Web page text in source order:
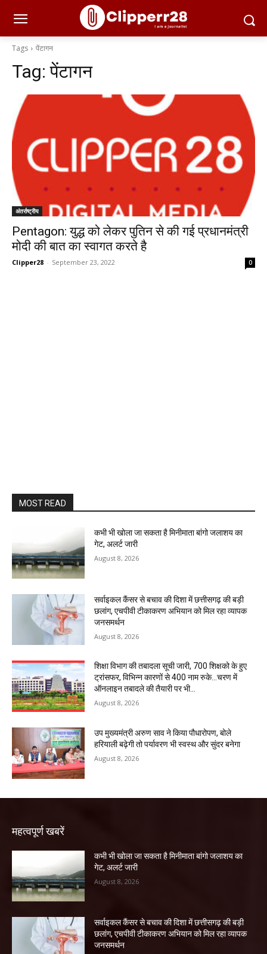
Tags पेंटागन
Tag:पेंटागन
अंतर्राष्ट्रीय
Pentagon: युद्ध को लेकर पुतिन से की गई प्रधानमंत्री
मोदी की बात का स्वागत करते है
Clipper28 - September 23, 2022 0
MOST READ
कभी भी खोला जा सकता है मिनीमाता बांगो जलाशय का
गेट, अलर्ट जारी
August 8, 2026
सर्वाइकल कैंसर से बचाव की दिशा में छत्तीसगढ़ की बड़ी
छलांग, एचपीवी टीकाकरण अभियान को मिल रहा व्यापक
जनसमर्थन
August 8, 2026
शिक्षा विभाग की तबादला सूची जारी, 700 शिक्षको के हुए
ट्रांसफर, विभिन्न कारणों से 400 नाम रुके…चरण में
ऑनलाइन तबादले की तैयारी पर भी...
August 8, 2026
उप मुख्यमंत्री अरुण साव ने किया पौधारोपण, बोले
हरियाली बढ़ेगी तो पर्यावरण भी स्वस्थ और सुंदर बनेगा
August 8, 2026
महत्वपूर्ण खबरें
कभी भी खोला जा सकता है मिनीमाता बांगो जलाशय का
गेट, अलर्ट जारी
August 8, 2026
सर्वाइकल कैंसर से बचाव की दिशा में छत्तीसगढ़ की बड़ी
छलांग, एचपीवी टीकाकरण अभियान को मिल रहा व्यापक
जनसमर्थन